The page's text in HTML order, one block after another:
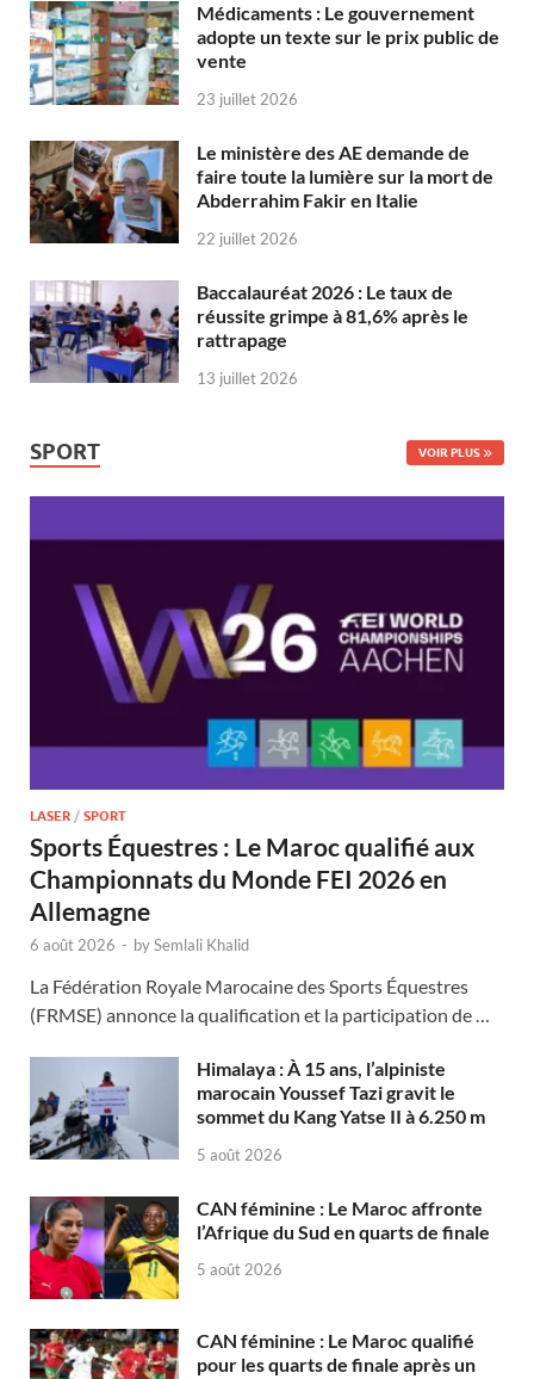
Médicaments : Le gouvernement
adopte un texte sur le prix public de
vente
23 juillet 2026
Le ministère des AE demande de
faire toute la lumière sur la mort de
Abderrahim Fakir en Italie
22 juillet 2026
Baccalauréat 2026 : Le taux de
réussite grimpe à 81,6% après le
rattrapage
13 juillet 2026
SPORT VOIR PLUS
LASER / SPORT
Sports Équestres : Le Maroc qualifié aux
Championnats du Monde FEI 2026 en
Allemagne
6 août 2026 - bySemlali Khalid
La Fédération Royale Marocaine des Sports Équestres
(FRMSE) annonce la qualification et la participation de …
Himalaya : À 15 ans, l’alpiniste
marocain Youssef Tazi gravit le
sommet du Kang Yatse II à 6.250 m
5 août 2026
CAN féminine : Le Maroc affronte
l’Afrique du Sud en quarts de finale
5 août 2026
CAN féminine : Le Maroc qualifié
pour les quarts de finale après un